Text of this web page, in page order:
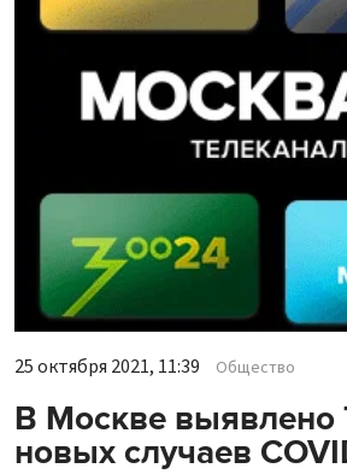
25 октября 2021, 11:39 Общество
В Москве выявлено
новых случаев